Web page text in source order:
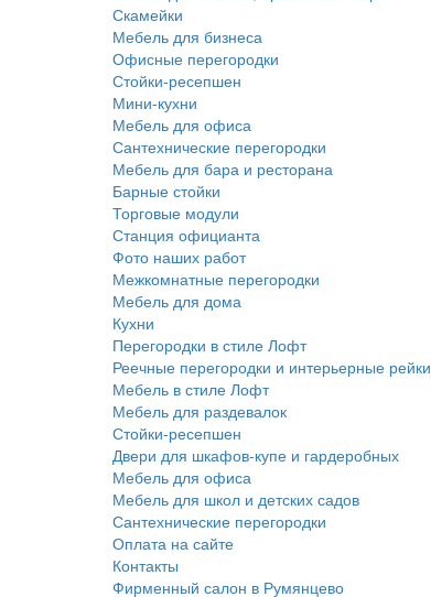
Скамейки
Мебель для бизнеса
Офисные перегородки
Стойки-ресепшен
Мини-кухни
Мебель для офиса
Сантехнические перегородки
Мебель для бара и ресторана
Барные стойки
Торговые модули
Станция официанта
Фото наших работ
Межкомнатные перегородки
Мебель для дома
Кухни
Перегородки в стиле Лофт
Реечные перегородки и интерьерные рейки
Мебель в стиле Лофт
Мебель для раздевалок
Стойки-ресепшен
Двери для шкафов-купе и гардеробных
Мебель для офиса
Мебель для школ и детских садов
Сантехнические перегородки
Оплата на сайте
Контакты
Фирменный салон в Румянцево